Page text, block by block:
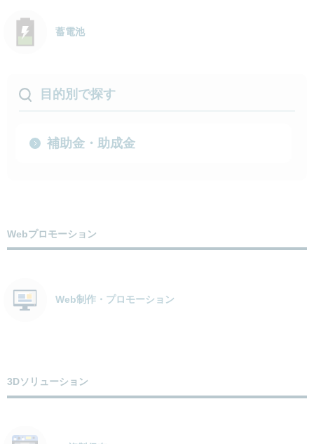
蓄電池
目的別で探す
補助金・助成金
Webプロモーション
Web制作・プロモーション
3Dソリューション